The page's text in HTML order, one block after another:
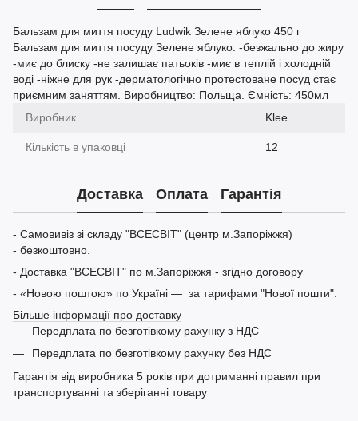
Бальзам для миття посуду Ludwik Зелене яблуко 450 г
Бальзам для миття посуду Зелене яблуко: -безжально до жиру
-миє до блиску -не залишає патьоків -миє в теплій і холодній
воді -ніжне для рук -дерматологічно протестоване посуд стає
приємним заняттям. Виробництво: Польща. Ємність: 450мл
Виробник
Klee
Кількість в упаковці 12
Доставка Оплата Гарантія
- Самовивіз зі складу "ВСЕСВІТ" (центр м.Запоріжжя)
- безкоштовно.
- Доставка "ВСЕСВІТ" по м.Запоріжжя - згідно договору
- «Новою поштою» по Україні — за тарифами "Нової пошти".
Більше інформації про доставку
Передплата по безготівкому рахунку з НДС
Передплата по безготівкому рахунку без НДС
Гарантія від виробника 5 років при дотриманні правил при
транспортуванні та зберіганні товару